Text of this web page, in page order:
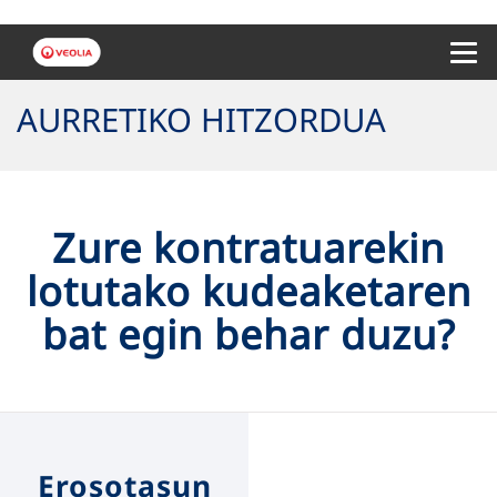
AURRETIKO HITZORDUA
Zure kontratuarekin
lotutako kudeaketaren
bat egin behar duzu?
Erosotasun